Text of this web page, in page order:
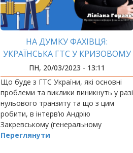
НА ДУМКУ ФАХІВЦЯ:
УКРАЇНСЬКА ГТС У КРИЗОВОМУ
СТАНІ
ПН, 20/03/2023 - 13:11
Що буде з ГТС України, які основні
проблеми та виклики виникнуть у разі
нульового транзиту та що з цим
робити, в інтерв’ю Андрію
Закревському (генеральному
директор
Переглянути